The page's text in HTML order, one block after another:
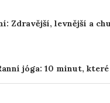
Zdravější, levnější a
jóga: 10 minut,